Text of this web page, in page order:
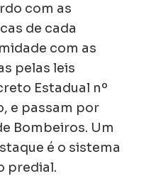
com as
de cada
com as
pelas leis
Estadual nº
e passam por
Bombeiros. Um
é o sistema
predial.